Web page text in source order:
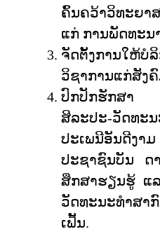
ຄົ້ນຄວ້າວິທະຍ
ແກ່ ການພັດທະນ
ຈັດຕັ້ງການໃຫ້ບໍ
ວິຊາການແກ່ສັງ
ປົກປັກຮັກສາ
ສິລະປະ-ວັດທະ
ປະເພນີອັນດີ
ປະຊາຊົນບັນ ດາ
ສຶກສາຮຽນຮູ້ ແ
ວັດທະນະທໍາສາ
ເຟັ້ນ.